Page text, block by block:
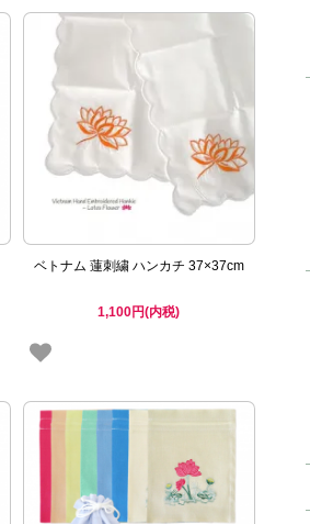
ベトナム 蓮刺繍 ハンカチ 37×37cm
1,100円(内税)